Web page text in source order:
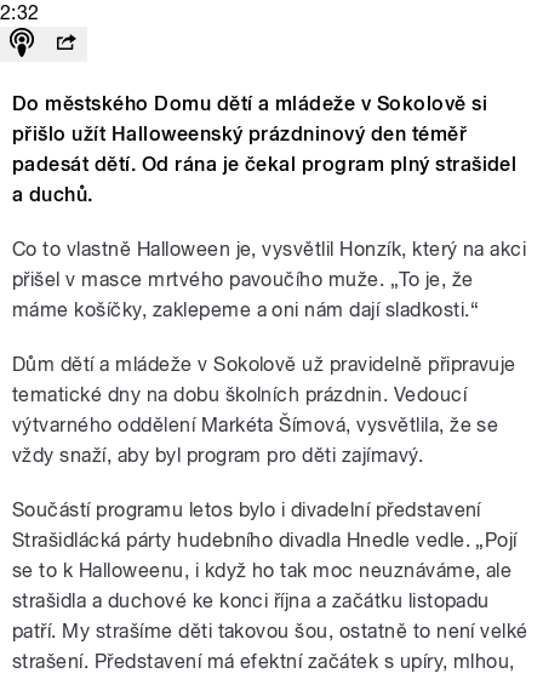
2:32
Do městského Domu dětí a mládeže v Sokolově si
přišlo užít Halloweenský prázdninový den téměř
padesát dětí. Od rána je čekal program plný strašidel
a duchů.
Co to vlastně Halloween je, vysvětlil Honzík, který na akci
přišel v masce mrtvého pavoučího muže. „To je, že
máme košíčky, zaklepeme a oni nám dají sladkosti.“
Dům dětí a mládeže v Sokolově už pravidelně připravuje
tematické dny na dobu školních prázdnin. Vedoucí
výtvarného oddělení Markéta Šímová, vysvětlila, že se
vždy snaží, aby byl program pro děti zajímavý.
Součástí programu letos bylo i divadelní představení
Strašidlácká párty hudebního divadla Hnedle vedle. „Pojí
se to k Halloweenu, i když ho tak moc neuznáváme, ale
strašidla a duchové ke konci října a začátku listopadu
patří. My strašíme děti takovou šou, ostatně to není velké
strašení. Představení má efektní začátek s upíry, mlhou,